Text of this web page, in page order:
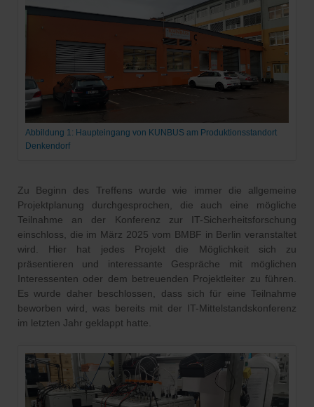
Abbildung 1: Haupteingang von KUNBUS am Produktionsstandort
Denkendorf
Zu Beginn des Treffens wurde wie immer die allgemeine
Projektplanung durchgesprochen, die auch eine mögliche
Teilnahme an der Konferenz zur IT-Sicherheitsforschung
einschloss, die im März 2025 vom BMBF in Berlin veranstaltet
wird. Hier hat jedes Projekt die Möglichkeit sich zu
präsentieren und interessante Gespräche mit möglichen
Interessenten oder dem betreuenden Projektleiter zu führen.
Es wurde daher beschlossen, dass sich für eine Teilnahme
beworben wird, was bereits mit der IT-Mittelstandskonferenz
im letzten Jahr geklappt hatte.